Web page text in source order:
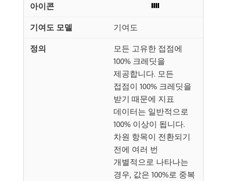
기여도
모든 고유한 접점에
100% 크레딧을
제공합니다. 모든
접점이 100% 크레딧을
받기 때문에 지표
데이터는 일반적으로
100% 이상이 됩니다.
차원 항목이 전환되기
전에 여러 번
개별적으로 나타나는
경우, 값은 100%로 중복